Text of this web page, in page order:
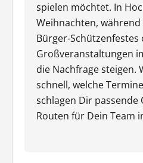
spielen möchtet. In
Weihnachten,
Bürger-Schützenfestes
Großveranstaltungen
die Nachfrage steigen.
schnell, welche
schlagen Dir passende
Routen für Dein Team